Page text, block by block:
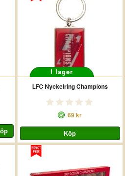
I lager
LFC Nyckelring Champions
69 kr